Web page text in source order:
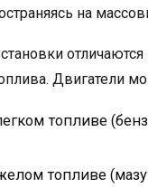
на
отличаются
Двигатели
топливе
топливе